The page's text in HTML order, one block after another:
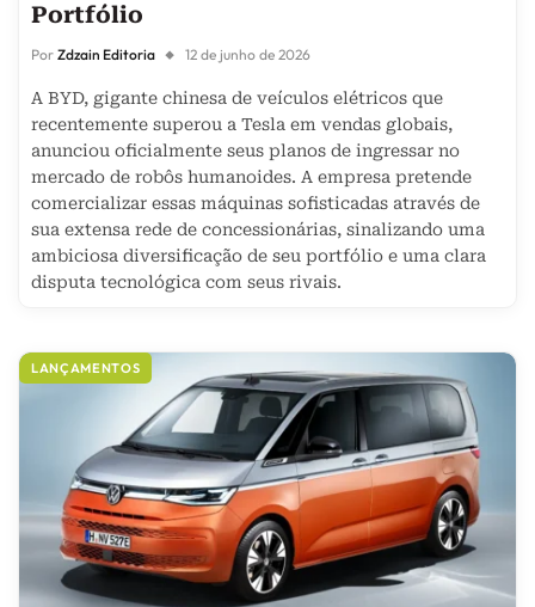
Portfólio
Por Zdzain Editoria 12 de junho de 2026
A BYD, gigante chinesa de veículos elétricos que
recentemente superou a Tesla em vendas globais,
anunciou oficialmente seus planos de ingressar no
mercado de robôs humanoides. A empresa pretende
comercializar essas máquinas sofisticadas através de
sua extensa rede de concessionárias, sinalizando uma
ambiciosa diversificação de seu portfólio e uma clara
disputa tecnológica com seus rivais.
LANÇAMENTOS